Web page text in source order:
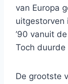
van Europa
uitgestorven
’90 vanuit
Toch
De grootste